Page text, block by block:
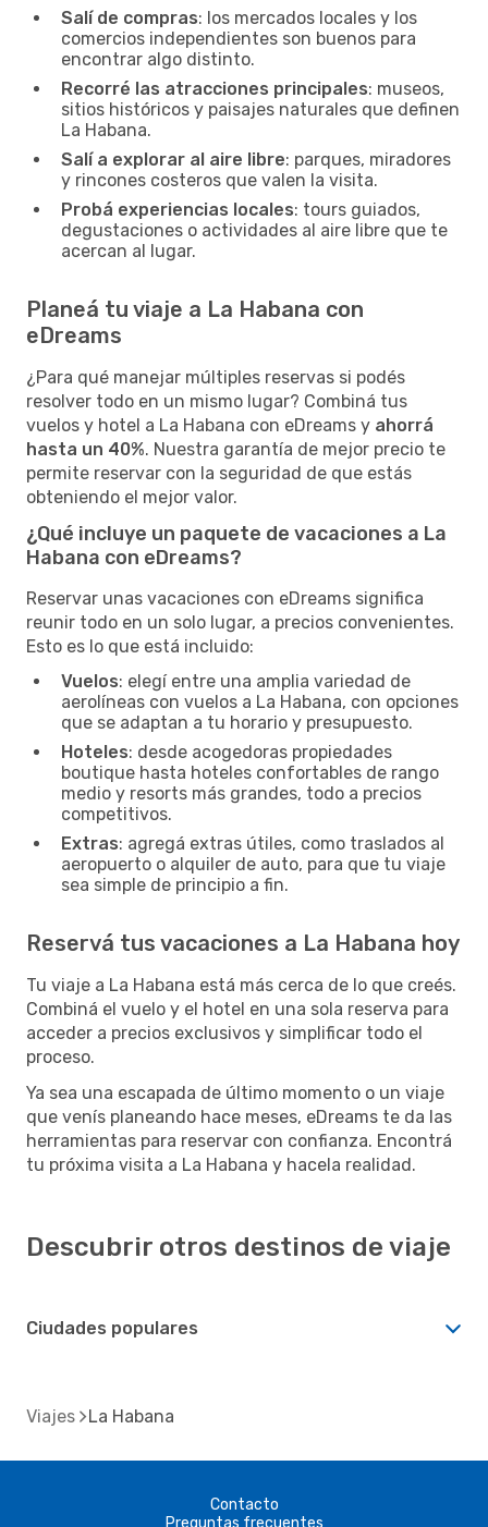
Salí de compras: los mercados locales y los
comercios independientes son buenos para
encontrar algo distinto.
Recorré las atracciones principales: museos,
sitios históricos y paisajes naturales que definen
La Habana.
Salí a explorar al aire libre: parques, miradores
y rincones costeros que valen la visita.
Probá experiencias locales: tours guiados,
degustaciones o actividades al aire libre que te
acercan al lugar.
Planeá tu viaje a La Habana con
eDreams
¿Para qué manejar múltiples reservas si podés
resolver todo en un mismo lugar? Combiná tus
vuelos y hotel a La Habana con eDreams y ahorrá
hasta un 40%. Nuestra garantía de mejor precio te
permite reservar con la seguridad de que estás
obteniendo el mejor valor.
¿Qué incluye un paquete de vacaciones a La
Habana con eDreams?
Reservar unas vacaciones con eDreams significa
reunir todo en un solo lugar, a precios convenientes.
Esto es lo que está incluido:
Vuelos: elegí entre una amplia variedad de
aerolíneas con vuelos a La Habana, con opciones
que se adaptan a tu horario y presupuesto.
Hoteles: desde acogedoras propiedades
boutique hasta hoteles confortables de rango
medio y resorts más grandes, todo a precios
competitivos.
Extras: agregá extras útiles, como traslados al
aeropuerto o alquiler de auto, para que tu viaje
sea simple de principio a fin.
Reservá tus vacaciones a La Habana hoy
Tu viaje a La Habana está más cerca de lo que creés.
Combiná el vuelo y el hotel en una sola reserva para
acceder a precios exclusivos y simplificar todo el
proceso.
Ya sea una escapada de último momento o un viaje
que venís planeando hace meses, eDreams te da las
herramientas para reservar con confianza. Encontrá
tu próxima visita a La Habana y hacela realidad.
Descubrir otros destinos de viaje
Ciudades populares
Viajes La Habana
Contacto
Preguntas frecuentes